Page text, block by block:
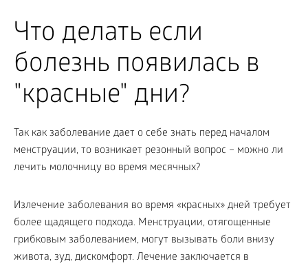
Что делать если
болезнь появилась в
"красные" дни?
Так как заболевание дает о себе знать перед началом
менструации, то возникает резонный вопрос – можно ли
лечить молочницу во время месячных?
Излечение заболевания во время «красных» дней требует
более щадящего подхода. Менструации, отягощенные
грибковым заболеванием, могут вызывать боли внизу
живота, зуд, дискомфорт. Лечение заключается в